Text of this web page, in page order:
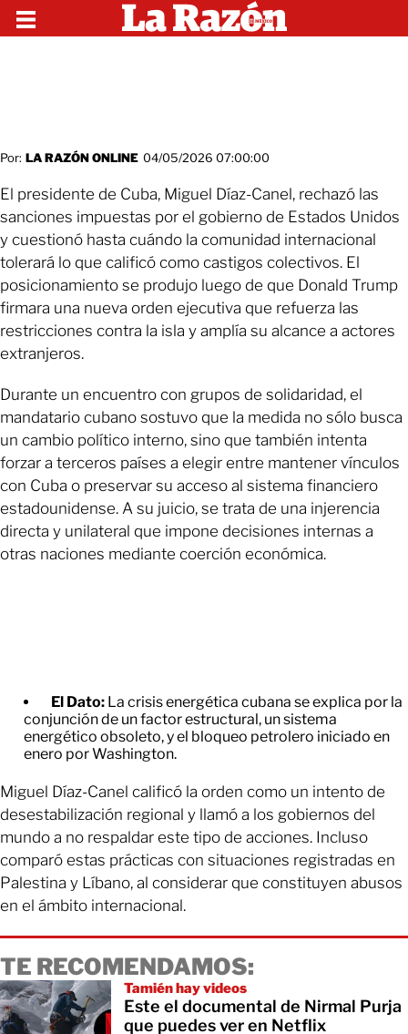
Por: LA RAZÓN ONLINE 04/05/2026 07:00:00
El presidente de Cuba, Miguel Díaz-Canel, rechazó las
sanciones impuestas por el gobierno de Estados Unidos
y cuestionó hasta cuándo la comunidad internacional
tolerará lo que calificó como castigos colectivos. El
posicionamiento se produjo luego de que Donald Trump
firmara una nueva orden ejecutiva que refuerza las
restricciones contra la isla y amplía su alcance a actores
extranjeros.
Durante un encuentro con grupos de solidaridad, el
mandatario cubano sostuvo que la medida no sólo busca
un cambio político interno, sino que también intenta
forzar a terceros países a elegir entre mantener vínculos
con Cuba o preservar su acceso al sistema financiero
estadounidense. A su juicio, se trata de una injerencia
directa y unilateral que impone decisiones internas a
otras naciones mediante coerción económica.
El Dato: La crisis energética cubana se explica por la
conjunción de un factor estructural, un sistema
energético obsoleto, y el bloqueo petrolero iniciado en
enero por Washington.
Miguel Díaz-Canel calificó la orden como un intento de
desestabilización regional y llamó a los gobiernos del
mundo a no respaldar este tipo de acciones. Incluso
comparó estas prácticas con situaciones registradas en
Palestina y Líbano, al considerar que constituyen abusos
en el ámbito internacional.
TE RECOMENDAMOS:
Tamién hay videos
Este el documental de Nirmal Purja
que puedes ver en Netflix